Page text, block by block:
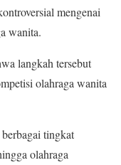
mengenai
wanita.
langkah tersebut
olahraga wanita
tingkat
olahraga